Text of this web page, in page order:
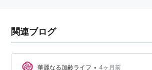
関連ブログ
華麗なる加齢ライフ • 4ヶ月前